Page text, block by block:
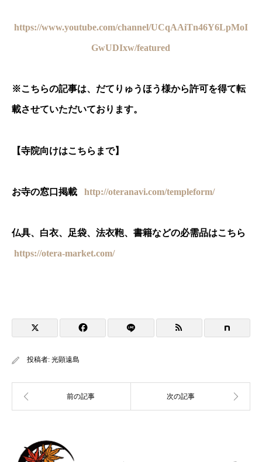
https://www.youtube.com/channel/UCqAAiTn46Y6LpMoI
GwUDIxw/featured
※こちらの記事は、だてりゅうほう様から許可を得て転
載させていただいております。
【寺院向けはこちらまで】
お寺の窓口掲載 http://oteranavi.com/templeform/
仏具、白衣、足袋、法衣鞄、書籍などの必需品はこちら
https://otera-market.com/
投稿者: 光顕遠島